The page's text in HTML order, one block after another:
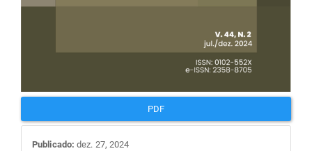
PDF
Publicado: dez. 27, 2024